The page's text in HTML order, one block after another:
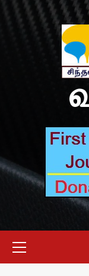
Menu